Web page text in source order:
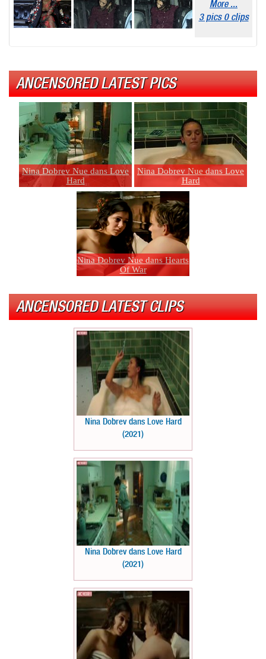
More ...
3 pics 0 clips
ANCENSORED LATEST PICS
Nina Dobrev Nue dans Love
Hard
Nina Dobrev Nue dans Love
Hard
Nina Dobrev Nue dans Hearts
Of War
ANCENSORED LATEST CLIPS
Nina Dobrev dans Love Hard
(2021)
Nina Dobrev dans Love Hard
(2021)